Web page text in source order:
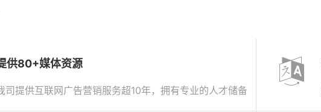
供80+媒体资源
司提供互联网广告营销服务超10年，拥有专业的人才储备